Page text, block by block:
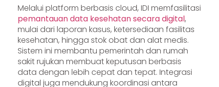
Melalui platform berbasis cloud, IDI memfasilitasi
pemantauan data kesehatan secara digital,
mulai dari laporan kasus, ketersediaan fasilitas
kesehatan, hingga stok obat dan alat medis.
Sistem ini membantu pemerintah dan rumah
sakit rujukan membuat keputusan berbasis
data dengan lebih cepat dan tepat. Integrasi
digital juga mendukung koordinasi antara